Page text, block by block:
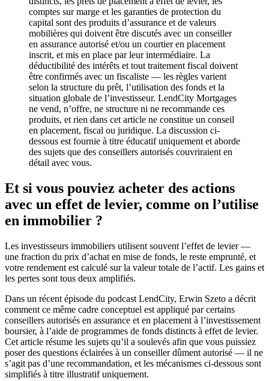
comptes sur marge et les garanties de protection du
capital sont des produits d’assurance et de valeurs
mobilières qui doivent être discutés avec un conseiller
en assurance autorisé et/ou un courtier en placement
inscrit, et mis en place par leur intermédiaire. La
déductibilité des intérêts et tout traitement fiscal doivent
être confirmés avec un fiscaliste — les règles varient
selon la structure du prêt, l’utilisation des fonds et la
situation globale de l’investisseur. LendCity Mortgages
ne vend, n’offre, ne structure ni ne recommande ces
produits, et rien dans cet article ne constitue un conseil
en placement, fiscal ou juridique. La discussion ci-
dessous est fournie à titre éducatif uniquement et aborde
des sujets que des conseillers autorisés couvriraient en
détail avec vous.
Et si vous pouviez acheter des actions
avec un effet de levier, comme on l’utilise
en immobilier ?
Les investisseurs immobiliers utilisent souvent l’effet de levier —
une fraction du prix d’achat en mise de fonds, le reste emprunté, et
votre rendement est calculé sur la valeur totale de l’actif. Les gains et
les pertes sont tous deux amplifiés.
Dans un récent épisode du podcast LendCity, Erwin Szeto a décrit
comment ce même cadre conceptuel est appliqué par certains
conseillers autorisés en assurance et en placement à l’investissement
boursier, à l’aide de programmes de fonds distincts à effet de levier.
Cet article résume les sujets qu’il a soulevés afin que vous puissiez
poser des questions éclairées à un conseiller dûment autorisé — il ne
s’agit pas d’une recommandation, et les mécanismes ci-dessous sont
simplifiés à titre illustratif uniquement.